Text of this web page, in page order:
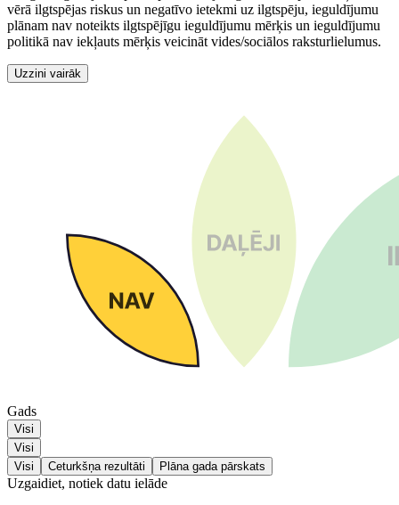
vērā ilgtspējas riskus un negatīvo ietekmi uz ilgtspēju, ieguldījumu
plānam nav noteikts ilgtspējīgu ieguldījumu mērķis un ieguldījumu
politikā nav iekļauts mērķis veicināt vides/sociālos raksturlielumus.
Uzzini vairāk
Gads
Visi
Visi
Visi
Ceturkšņa rezultāti Plāna gada pārskats
Uzgaidiet, notiek datu ielāde